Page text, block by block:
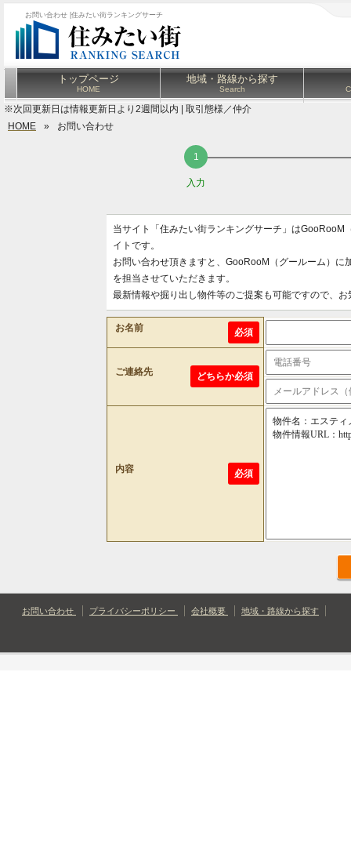
お問い合わせ |住みたい街ランキングサーチ
トップページ
HOME
地域・路線から探す
Search
※次回更新日は情報更新日より2週間以内 | 取引態様／仲介
HOME
» お問い合わせ
入力
当サイト「住みたい街ランキングサーチ」は
イトです。
お問い合わせ頂きますと、GooRooM（グールーム）
を担当させていただきます。
最新情報や掘り出し物件等のご提案も可能ですので、
お名前 必須
ご連絡先 どちらか必須
内容 必須
お問い合わせ プライバシーポリシー 会社概要 地域・路線から探す